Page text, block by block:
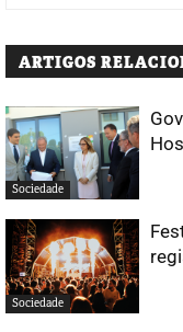
ARTIGOS
Sociedade
Sociedade